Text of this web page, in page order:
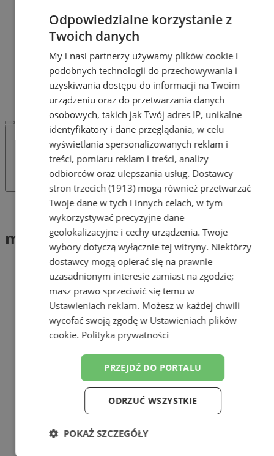
Dodaj ogłoszenie
POLECAMY
Protocol IT
Pracuj.pl - praca w Zabrzu
Praca Zabrze
REKLAMA
WSPÓŁPRACA
Tag: maj
maj (1)
Odpowiedzialne korzystanie z
Twoich danych
My i nasi partnerzy używamy plików cookie i
podobnych technologii do przechowywania i
uzyskiwania dostępu do informacji na Twoim
urządzeniu oraz do przetwarzania danych
osobowych, takich jak Twój adres IP, unikalne
identyfikatory i dane przeglądania, w celu
wyświetlania spersonalizowanych reklam i
treści, pomiaru reklam i treści, analizy
odbiorców oraz ulepszania usług. Dostawcy
stron trzecich (1913)mogą również przetwarzać
Twoje dane w tych i innych celach, w tym
wykorzystywać precyzyjne dane
geolokalizacyjne i cechy urządzenia. Twoje
wybory dotyczą wyłącznie tej witryny. Niektórzy
dostawcy mogą opierać się na prawnie
uzasadnionym interesie zamiast na zgodzie;
masz prawo sprzeciwić się temu w
Ustawieniach reklam. Możesz w każdej chwili
wycofać swoją zgodę w Ustawieniach plików
cookie. Polityka prywatności
PRZEJDŹ DO PORTALU
ODRZUĆ WSZYSTKIE
POKAŻ SZCZEGÓŁY